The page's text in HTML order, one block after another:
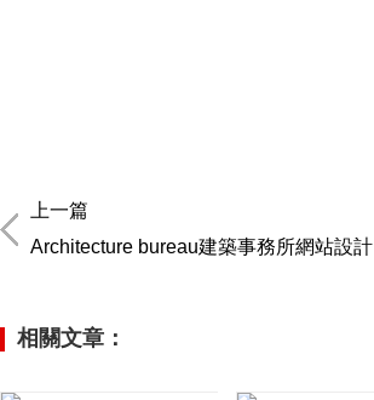
上一篇
Architecture bureau建築事務所網站設計
相關文章：